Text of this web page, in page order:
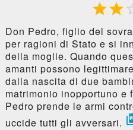

Don Pedro, figlio del
per ragioni di Stato e si
della moglie. Quando
amanti possono
dalla nascita di due
matrimonio inopportuno e
Pedro prende le armi
uccide tutti gli avversari.